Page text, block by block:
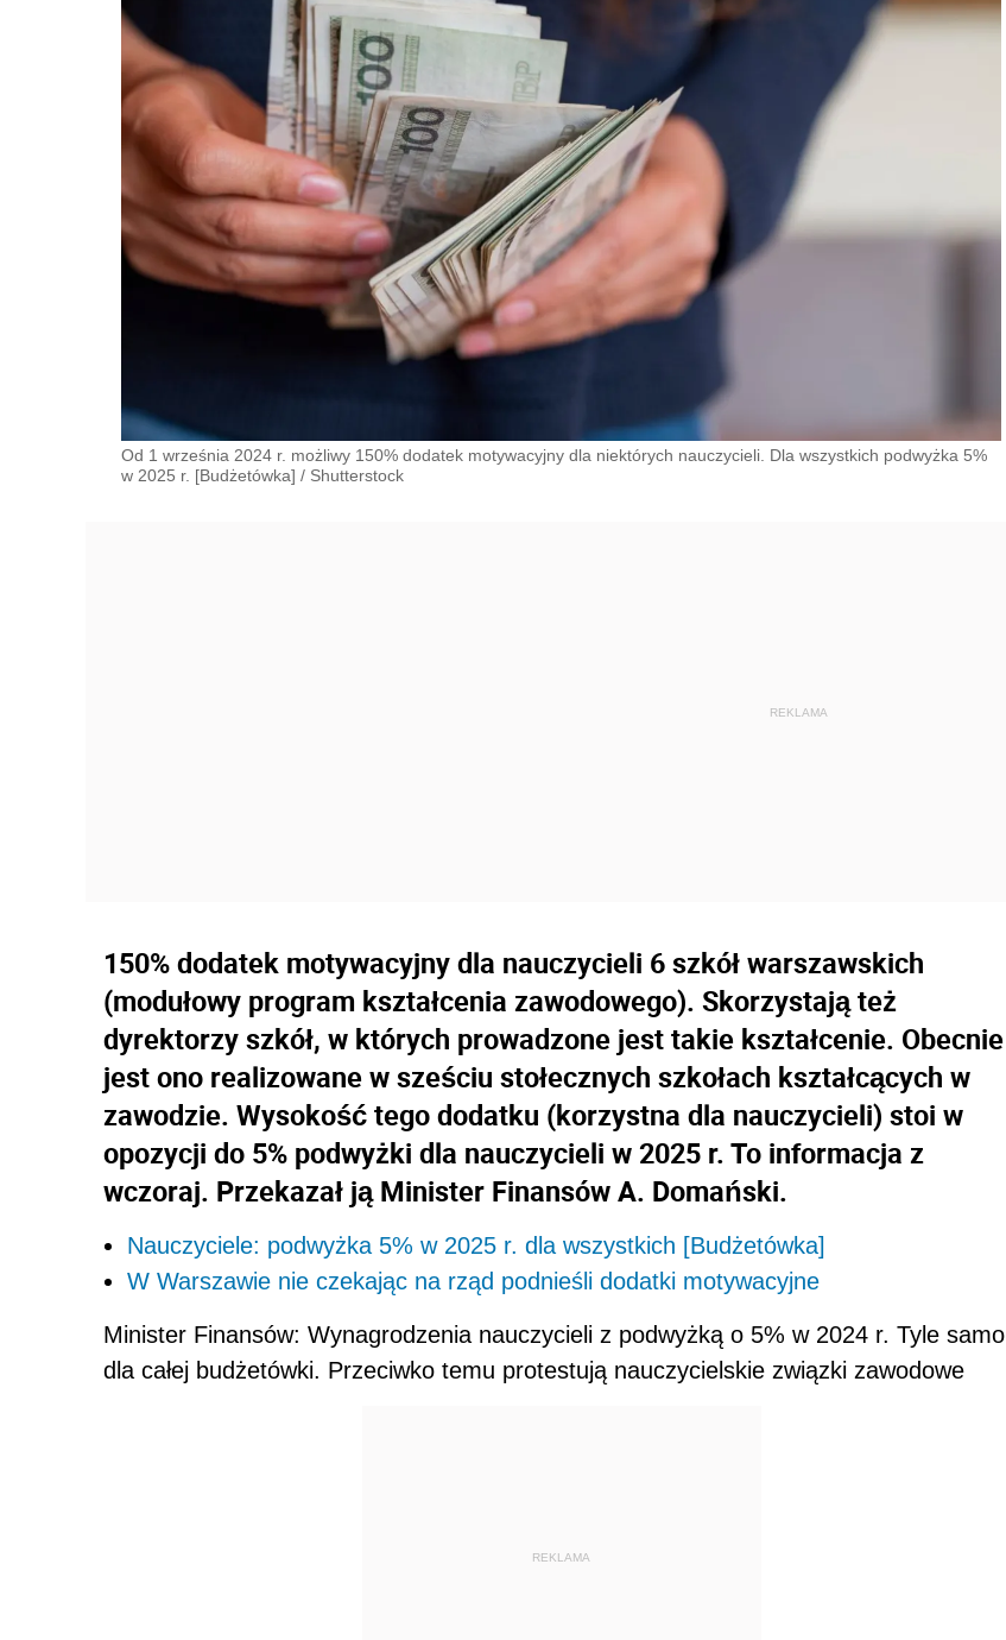
Od 1 września 2024 r. możliwy 150% dodatek motywacyjny dla niektórych nauczycieli. Dla wszystkich podwyżka 5%
w 2025 r. [Budżetówka] / Shutterstock
150% dodatek motywacyjny dla nauczycieli 6 szkół warszawskich
(modułowy program kształcenia zawodowego). Skorzystają też
dyrektorzy szkół, w których prowadzone jest takie kształcenie. Obecnie
jest ono realizowane w sześciu stołecznych szkołach kształcących w
zawodzie. Wysokość tego dodatku (korzystna dla nauczycieli) stoi w
opozycji do 5% podwyżki dla nauczycieli w 2025 r. To informacja z
wczoraj. Przekazał ją Minister Finansów A. Domański.
Nauczyciele: podwyżka 5% w 2025 r. dla wszystkich [Budżetówka]
W Warszawie nie czekając na rząd podnieśli dodatki motywacyjne
Minister Finansów: Wynagrodzenia nauczycieli z podwyżką o 5% w 2024 r. Tyle samo
dla całej budżetówki. Przeciwko temu protestują nauczycielskie związki zawodowe
REKLAMA